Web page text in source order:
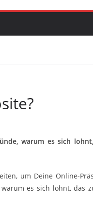
warum es sich
um Deine Online-
es sich lohnt, das